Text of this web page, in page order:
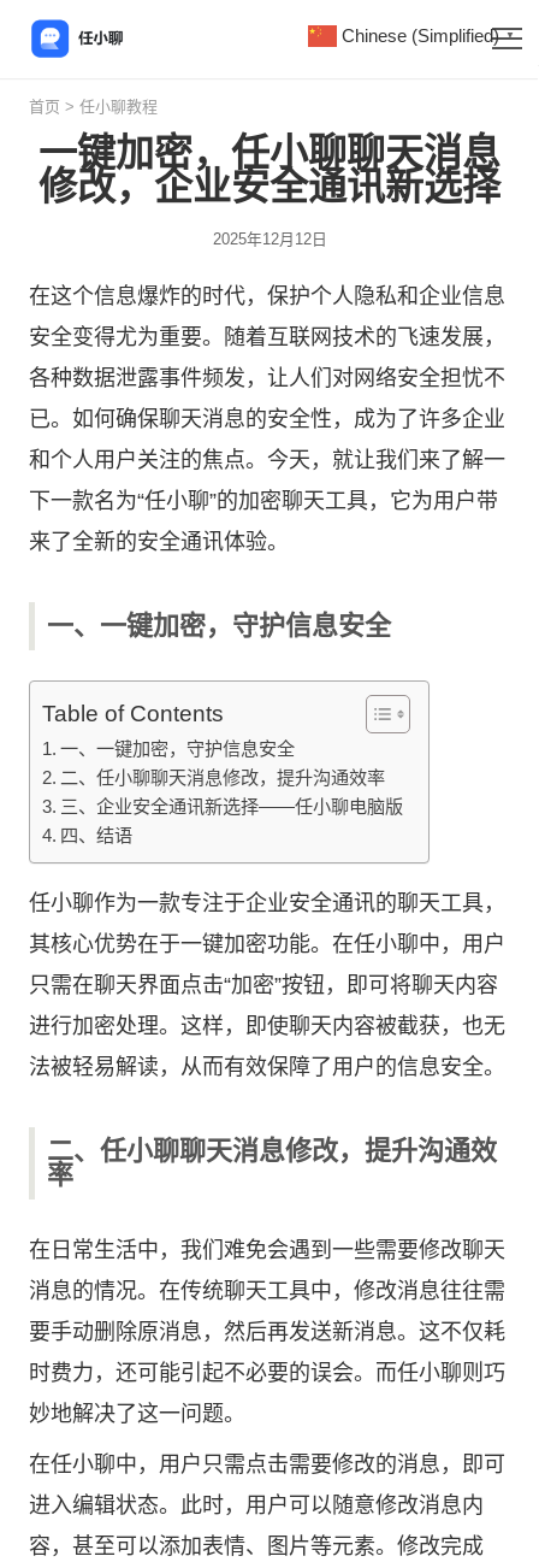
首页 > 任小聊教程
一键加密，任小聊聊天消息
修改，企业安全通讯新选择
2025年12月12日
在这个信息爆炸的时代，保护个人隐私和企业信息
安全变得尤为重要。随着互联网技术的飞速发展，
各种数据泄露事件频发，让人们对网络安全担忧不
已。如何确保聊天消息的安全性，成为了许多企业
和个人用户关注的焦点。今天，就让我们来了解一
下一款名为“任小聊”的加密聊天工具，它为用户带
来了全新的安全通讯体验。
一、一键加密，守护信息安全
Table of Contents
一、一键加密，守护信息安全
二、任小聊聊天消息修改，提升沟通效率
三、企业安全通讯新选择——任小聊电脑版
四、结语
任小聊作为一款专注于企业安全通讯的聊天工具，
其核心优势在于一键加密功能。在任小聊中，用户
只需在聊天界面点击“加密”按钮，即可将聊天内容
进行加密处理。这样，即使聊天内容被截获，也无
法被轻易解读，从而有效保障了用户的信息安全。
二、任小聊聊天消息修改，提升沟通效
率
在日常生活中，我们难免会遇到一些需要修改聊天
消息的情况。在传统聊天工具中，修改消息往往需
要手动删除原消息，然后再发送新消息。这不仅耗
时费力，还可能引起不必要的误会。而任小聊则巧
妙地解决了这一问题。
在任小聊中，用户只需点击需要修改的消息，即可
进入编辑状态。此时，用户可以随意修改消息内
容，甚至可以添加表情、图片等元素。修改完成
Chinese (Simplified) ▼